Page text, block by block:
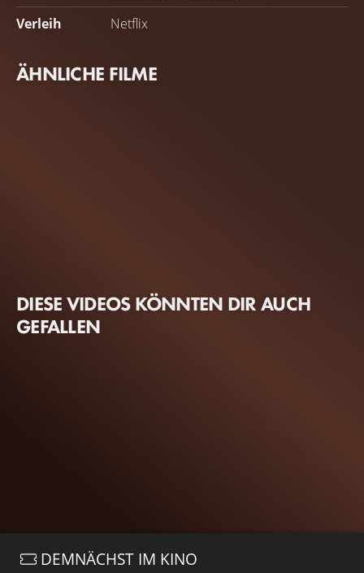
Verleih
Netflix
ÄHNLICHE FILME
DIESE VIDEOS KÖNNTEN DIR AUCH
GEFALLEN
DEMNÄCHST IM KINO